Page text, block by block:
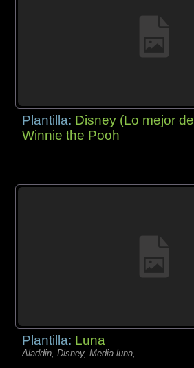
Plantilla: Disney (Lo mejor de
Winnie the Pooh
Plantilla: Luna
Aladdin, Disney, Media luna,